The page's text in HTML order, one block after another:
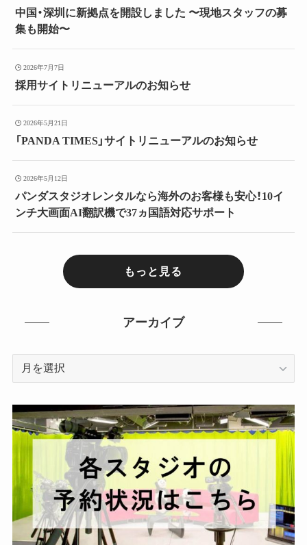
中国・深圳に新拠点を開設しました 〜現地スタッフの募
集も開始〜
2026年7月7日
採用サイトリニューアルのお知らせ
2026年5月21日
「PANDA TIMES」サイトリニューアルのお知らせ
2026年5月12日
パンダスタジオレンタルなら海外のお客様も安心！10イ
ンチ大画面AI翻訳機で37ヵ国語対応サポート
もっと見る
アーカイブ
イ
ブ